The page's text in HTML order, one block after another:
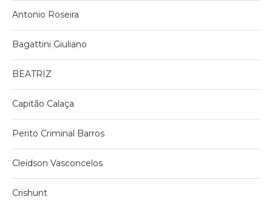
Antonio Roseira
Bagattini Giuliano
BEATRIZ
Capitão Calaça
Perito Criminal Barros
Cleidson Vasconcelos
Crishunt